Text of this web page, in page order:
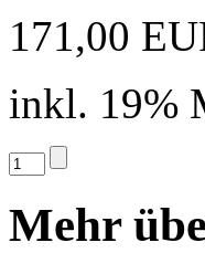
171,00
inkl. 19%
Mehr